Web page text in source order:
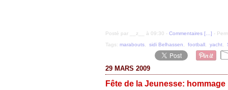
Posté par __z__ à 09:30 - Commentaires [ ] -
Tags: marabouts sidi Belhassen football yacht
29 MARS 2009
Fête de la Jeunesse: